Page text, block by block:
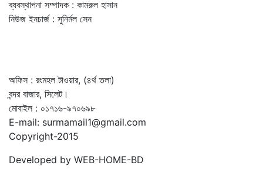
ব্যবস্থাপনা সম্পাদক : কামরুল হাসান
নিউজ ইনচার্জ : সুনির্মল সেন
অফিস : রংমহল টাওয়ার, (৪র্থ তলা)
বন্দর বাজার, সিলেট।
মোবাইল : ০১৭১৬-৯৭০৬৯৮
E-mail: surmamail1@gmail.com
Copyright-2015
Developed by WEB-HOME-BD